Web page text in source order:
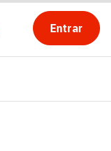
Entrar